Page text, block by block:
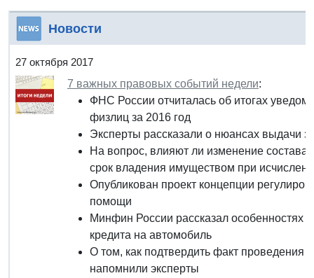
Новости
27 октября 2017
7 важных правовых событий недели:
ФНС России отчиталась об итогах
физлиц за 2016 год
Эксперты рассказали о нюансах выдачи
На вопрос, влияют ли изменение состава
срок владения имуществом при
Опубликован проект концепции
помощи
Минфин России рассказал особенностях
кредита на автомобиль
О том, как подтвердить факт проведения
напомнили эксперты